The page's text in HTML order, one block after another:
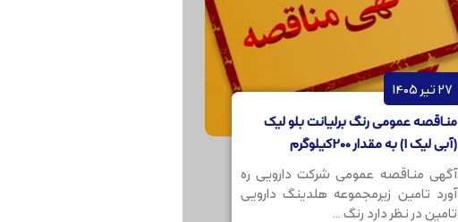
27 تیر 1405
مناقصه عمومی رنگ برلیانت بلو لیک
(آبی لیک 1) به مقدار 200کیلوگرم
آگهی مناقصه عمومی شرکت دارویی ره
آورد تامین زیرمجموعه هلدینگ دارویی
تامین در نظر دارد رنگ ...